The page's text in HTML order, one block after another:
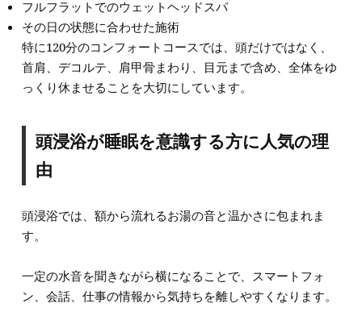
フルフラットでのウェットヘッドスパ
その日の状態に合わせた施術
特に120分のコンフォートコースでは、頭だけではなく、
首肩、デコルテ、肩甲骨まわり、目元まで含め、全体をゆ
っくり休ませることを大切にしています。
頭浸浴が睡眠を意識する方に人気の理
由
頭浸浴では、額から流れるお湯の音と温かさに包まれま
す。
一定の水音を聞きながら横になることで、スマートフォ
ン、会話、仕事の情報から気持ちを離しやすくなります。